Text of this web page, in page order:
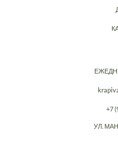
+7
УЛ.